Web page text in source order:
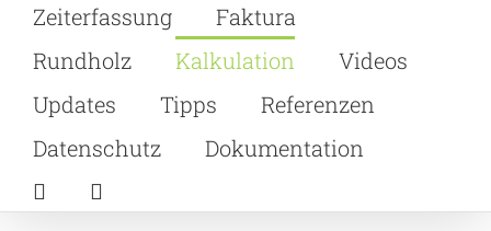
Zeiterfassung
Faktura
Rundholz
Kalkulation
Videos
Updates
Tipps
Referenzen
Datenschutz
Dokumentation